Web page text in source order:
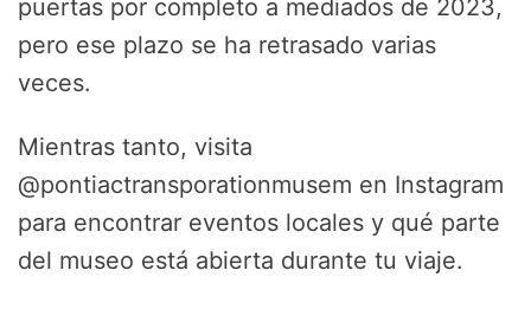
puertas por completo a mediados de 2023,
pero ese plazo se ha retrasado varias
veces.
Mientras tanto, visita
@pontiactransporationmusem en Instagram
para encontrar eventos locales y qué parte
del museo está abierta durante tu viaje.